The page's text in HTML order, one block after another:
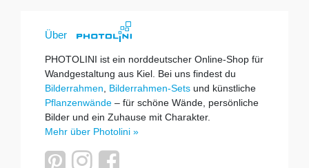
Über
PHOTOLINI ist ein norddeutscher Online-Shop für
Wandgestaltung aus Kiel. Bei uns findest du
Bilderrahmen, Bilderrahmen-Sets und künstliche
Pflanzenwände – für schöne Wände, persönliche
Bilder und ein Zuhause mit Charakter.
Mehr über Photolini »